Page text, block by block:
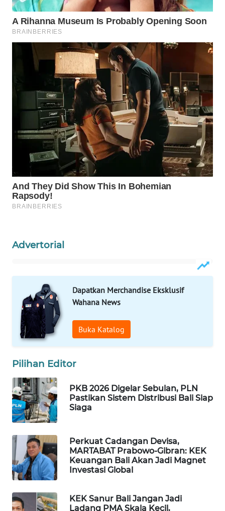
Advertorial
Dapatkan Merchandise Eksklusif
Wahana News
Buka Katalog
Pilihan Editor
PKB 2026 Digelar Sebulan, PLN
Pastikan Sistem Distribusi Bali Siap
Siaga
Perkuat Cadangan Devisa,
MARTABAT Prabowo-Gibran: KEK
Keuangan Bali Akan Jadi Magnet
Investasi Global
KEK Sanur Bali Jangan Jadi
Ladang PMA Skala Kecil,
WAHANANEWS
CO ID
WAHANANEWS
NET
SPORT
WAHANA
UMKM
WAHANA
SELEB
WAHANA
PERSONA
OTOMOTIF
WAHANA
DESA
WISATA
WAHANA
Wahana
Network
LISTRIK
MASYARAKAT
KELISTRIKAN
WALINKI